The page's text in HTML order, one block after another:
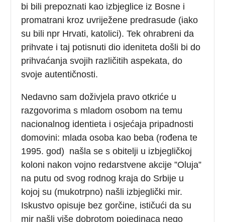
bi bili prepoznati kao izbjeglice iz Bosne i
promatrani kroz uvriježene predrasude (iako
su bili npr Hrvati, katolici). Tek ohrabreni da
prihvate i taj potisnuti dio ideniteta došli bi do
prihvaćanja svojih različitih aspekata, do
svoje autentičnosti.
Nedavno sam doživjela pravo otkriće u
razgovorima s mladom osobom na temu
nacionalnog identieta i osjećaja pripadnosti
domovini: mlada osoba kao beba (rođena te
1995. god) našla se s obitelji u izbjegličkoj
koloni nakon vojno redarstvene akcije ”Oluja”
na putu od svog rodnog kraja do Srbije u
kojoj su (mukotrpno) našli izbjeglički mir.
Iskustvo opisuje bez gorčine, ističući da su
mir našli više dobrotom pojedinaca nego